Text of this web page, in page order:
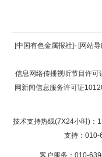
[中国有色金属报社]- [网站
信息网络传播视听节目许可
网新闻信息服务许可证
技术支持热线(7X24小时)：
支持：010-
客户服务：010-